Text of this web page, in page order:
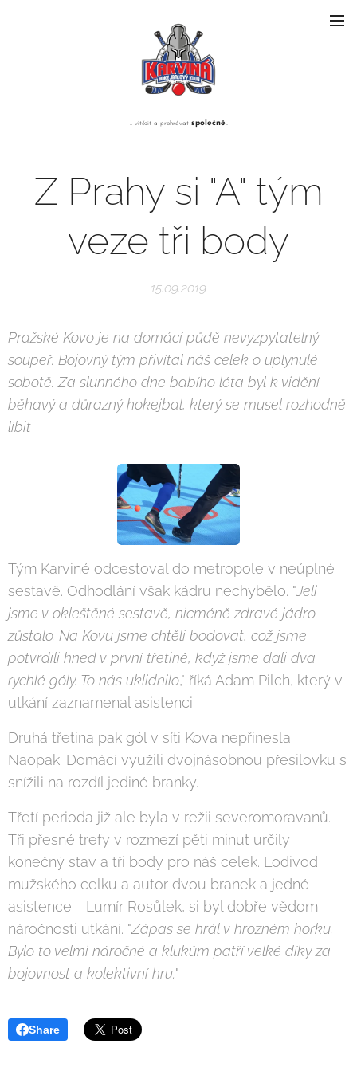
... vítězit a prohrávat společně...
Z Prahy si "A" tým
veze tři body
15.09.2019
Pražské Kovo je na domácí půdě nevyzpytatelný
soupeř. Bojovný tým přivítal náš celek o uplynulé
sobotě. Za slunného dne babího léta byl k vidění
běhavý a důrazný hokejbal, který se musel rozhodně
líbit
Tým Karviné odcestoval do metropole v neúplné
sestavě. Odhodlání však kádru nechybělo. " Jeli
jsme v okleštěné sestavě, nicméně zdravé jádro
zůstalo. Na Kovu jsme chtěli bodovat, což jsme
potvrdili hned v první třetině, když jsme dali dva
rychlé góly. To nás uklidnilo," říká Adam Pilch, který v
utkání zaznamenal asistenci.
Druhá třetina pak gól v síti Kova nepřinesla.
Naopak. Domácí využili dvojnásobnou přesilovku s
snížili na rozdíl jediné branky.
Třetí perioda již ale byla v režii severomoravanů.
Tři přesné trefy v rozmezí pěti minut určily
konečný stav a tři body pro náš celek. Lodivod
mužského celku a autor dvou branek a jedné
asistence - Lumír Rosůlek, si byl dobře vědom
náročnosti utkání. "Zápas se hrál v hrozném horku.
Bylo to velmi náročné a klukům patří velké díky za
bojovnost a kolektivní hru."
Share